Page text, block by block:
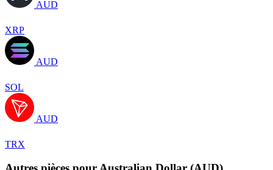
AUD
XRP
AUD
SOL
AUD
TRX